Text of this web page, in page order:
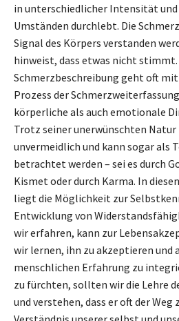
in unterschiedlicher Intensität und
Umständen durchlebt. Die
Signal des Körpers verstanden
hinweist, dass etwas nicht stimmt.
Schmerzbeschreibung geht oft
Prozess der
körperliche als auch emotionale
Trotz seiner unerwünschten Natur
unvermeidlich und kann sogar als
betrachtet werden – sei es durch
Kismet oder durch Karma. In
liegt die Möglichkeit zur
Entwicklung von
wir erfahren, kann zur
wir lernen, ihn zu akzeptieren und
menschlichen Erfahrung zu
zu fürchten, sollten wir die Lehre
und verstehen, dass er oft der